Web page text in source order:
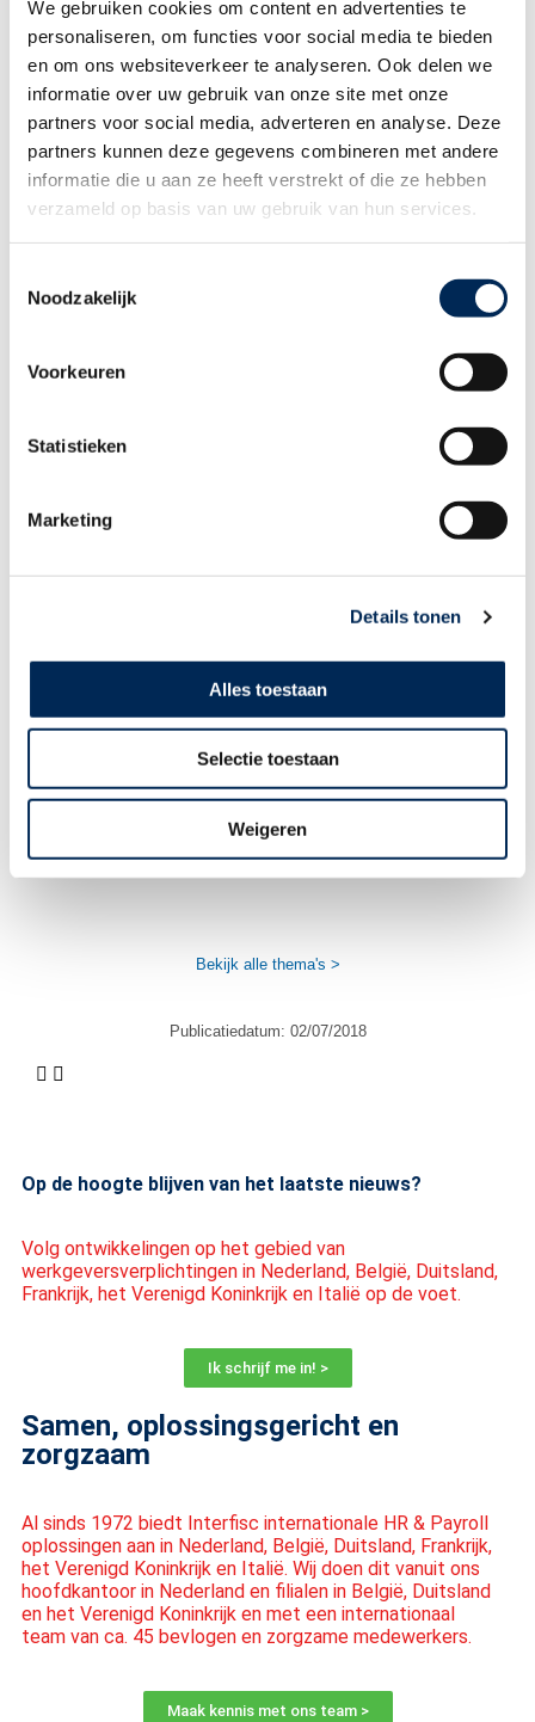
We gebruiken cookies om content en advertenties te
personaliseren, om functies voor social media te bieden
en om ons websiteverkeer te analyseren. Ook delen we
informatie over uw gebruik van onze site met onze
partners voor social media, adverteren en analyse. Deze
partners kunnen deze gegevens combineren met andere
informatie die u aan ze heeft verstrekt of die ze hebben
verzameld op basis van uw gebruik van hun services.
Noodzakelijk
Voorkeuren
Statistieken
Marketing
Details tonen
Alles toestaan
Selectie toestaan
Weigeren
Wilt u meer weten over de personeelswetgeving in Nederland, België,
Frankrijk, het Verenigd Koninkrijk of Duitsland, kijk dan
opwww.interfisc.comom te zien welke diensten wij voor u in gang
in het Nederlands, Frans, Engels en Duits, waarin u naast enkele
kenmerken van personeelszaken in het land van uw keuze een
gebruikelijke jaarkostenopstelling aantreft.
Nederland: het gaat vaak al mis vóór het
werkgeversbijdragen
omhoog met terugwerkende kracht vanaf 1
Bekijk alle thema's >
Publicatiedatum: 02/07/2018
Op de hoogte blijven van het laatste nieuws?
Volg ontwikkelingen op het gebied van
werkgeversverplichtingen in Nederland, België, Duitsland,
Frankrijk, het Verenigd Koninkrijk en Italië op de voet.
Ik schrijf me in! >
Samen, oplossingsgericht en
zorgzaam
Al sinds 1972 biedt Interfisc internationale HR & Payroll
oplossingen aan in Nederland, België, Duitsland, Frankrijk,
het Verenigd Koninkrijk en Italië. Wij doen dit vanuit ons
hoofdkantoor in Nederland en filialen in België, Duitsland
en het Verenigd Koninkrijk en met een internationaal
team van ca. 45 bevlogen en zorgzame medewerkers.
Maak kennis met ons team >